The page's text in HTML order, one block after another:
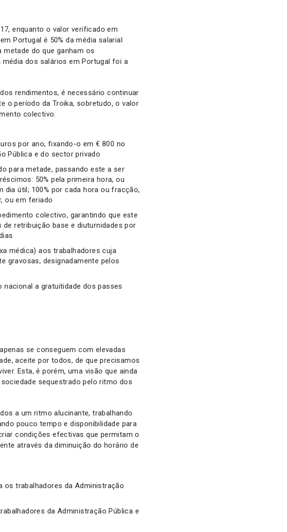
enquanto o valor verificado em
Portugal é 50% da média salarial
metade do que ganham os
média dos salários em Portugal foi a
rendimentos, é necessário continuar
o período da Troika, sobretudo, o valor
colectivo.
por ano, fixando-o em € 800 no
Pública e do sector privado
para metade, passando este a ser
50% pela primeira hora, ou
útil; 100% por cada hora ou fracção,
ou em feriado
colectivo, garantindo que este
retribuição base e diuturnidades por
médica) aos trabalhadores cuja
gravosas, designadamente pelos
a gratuitidade dos passes
se conseguem com elevadas
aceite por todos, de que precisamos
Esta, é porém, uma visão que ainda
sequestrado pelo ritmo dos
a um ritmo alucinante, trabalhando
pouco tempo e disponibilidade para
condições efectivas que permitam o
através da diminuição do horário de
os trabalhadores da Administração
da Administração Pública e